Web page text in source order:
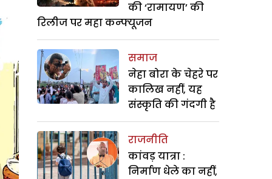
की ‘रामायण’ की
रिलीज पर महा कन्फ्यूजन
समाज
नेहा बोरा के चेहरे पर
कालिख नहीं, यह
संस्कृति की गंदगी है
राजनीति
कांवड़ यात्रा :
निर्माण धेले का नहीं,